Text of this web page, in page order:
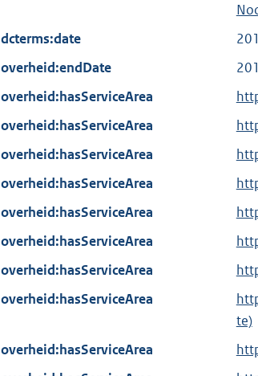
dcterms:date
overheid:endDate
overheid:hasServiceArea
overheid:hasServiceArea
overheid:hasServiceArea
overheid:hasServiceArea
overheid:hasServiceArea
overheid:hasServiceArea
overheid:hasServiceArea
overheid:hasServiceArea
te)
overheid:hasServiceArea